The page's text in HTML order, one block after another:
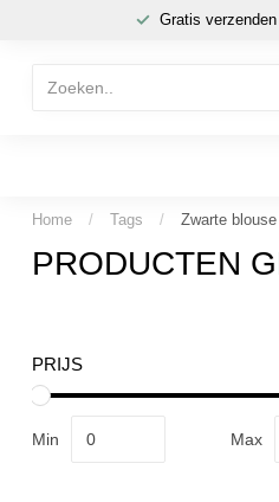
Gratis
Home / Tags / Zwarte blouse
PRODUCTEN
PRIJS
Min Max